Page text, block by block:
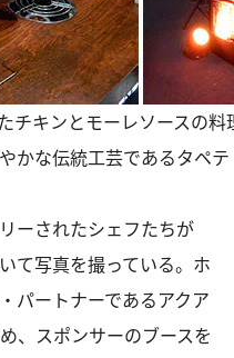
チキンとモーレソースの料
かな伝統工芸であるタペ
ーされたシェフたちが
て写真を撮っている。ホ
パートナーであるアクア
、スポンサーのブースを